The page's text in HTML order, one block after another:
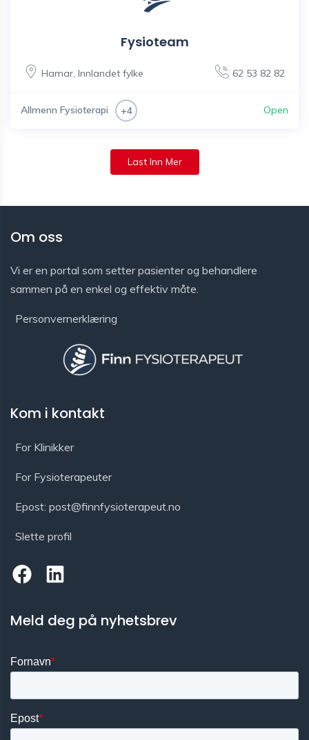
Fysioteam
Hamar Innlandet fylke 62 53 82 82
Allmenn Fysioterapi +4 Open
Last Inn Mer
Om oss
Vi er en portal som setter pasienter og behandlere
sammen på en enkel og effektiv måte.
Personvernerklæring
Kom i kontakt
For Klinikker
For Fysioterapeuter
Epost: post@finnfysioterapeut.no
Slette profil
Meld deg på nyhetsbrev